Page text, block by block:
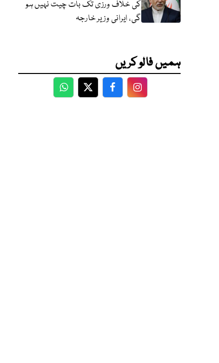
کی خلاف ورزی تک بات چیت نہیں ہو
گی، ایرانی وزیر خارجہ
ہمیں فالو کریں
WhatsApp
TwitterFacebookFacebook